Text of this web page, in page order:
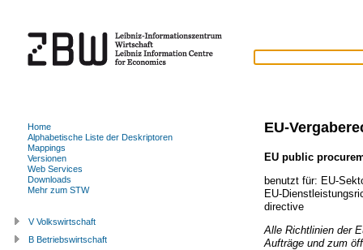
EU-
EU public
benutzt für: EU-
EU-
directive
Alle Richtlinien der
Aufträge und zum
Home
Alphabetische Liste der Deskriptoren
Mappings
Versionen
Web Services
Downloads
Mehr zum STW
V Volkswirtschaft
B Betriebswirtschaft